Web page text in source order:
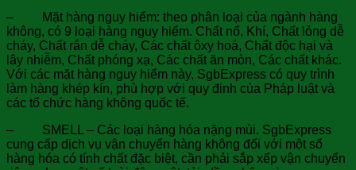
– Mặt hàng nguy hiểm: theo phân loại của ngành hàng
không, có 9 loại hàng nguy hiểm. Chất nổ, Khí, Chất lỏng dễ
cháy, Chất rắn dễ cháy, Các chất ôxy hoá, Chất độc hại và
lây nhiễm, Chất phóng xạ, Các chất ăn mòn, Các chất khác.
Với các mặt hàng nguy hiểm này, SgbExpress có quy trình
làm hàng khép kín, phù hợp với quy đinh của Pháp luật và
các tổ chức hàng không quốc tế.
– SMELL – Các loại hàng hóa nặng mùi. SgbExpress
cung cấp dịch vụ vận chuyển hàng không đối với một số
hàng hóa có tính chất đặc biệt, cần phải sắp xếp vận chuyển